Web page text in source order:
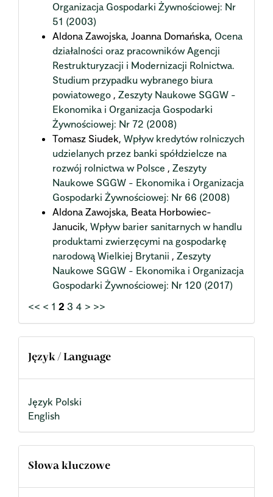
Organizacja Gospodarki Żywnościowej: Nr
51 (2003)
Aldona Zawojska, Joanna Domańska, Ocena
działalności oraz pracowników Agencji
Restrukturyzacji i Modernizacji Rolnictwa.
Studium przypadku wybranego biura
powiatowego , Zeszyty Naukowe SGGW -
Ekonomika i Organizacja Gospodarki
Żywnościowej: Nr 72 (2008)
Tomasz Siudek, Wpływ kredytów rolniczych
udzielanych przez banki spółdzielcze na
rozwój rolnictwa w Polsce , Zeszyty
Naukowe SGGW - Ekonomika i Organizacja
Gospodarki Żywnościowej: Nr 66 (2008)
Aldona Zawojska, Beata Horbowiec-
Janucik, Wpływ barier sanitarnych w handlu
produktami zwierzęcymi na gospodarkę
narodową Wielkiej Brytanii , Zeszyty
Naukowe SGGW - Ekonomika i Organizacja
Gospodarki Żywnościowej: Nr 120 (2017)
<< < 1 2 3 4 > >>
Język / Language
Język Polski
English
Słowa kluczowe